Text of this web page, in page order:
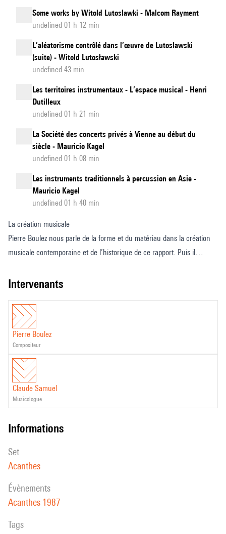
Some works by Witold Lutoslawki - Malcom Rayment
undefined 01 h 12 min
L’aléatorisme contrôlé dans l’œuvre de Lutoslawski
(suite) - Witold Lutosławski
undefined 43 min
Les territoires instrumentaux - L’espace musical - Henri
Dutilleux
undefined 01 h 21 min
La Société des concerts privés à Vienne au début du
siècle - Mauricio Kagel
undefined 01 h 08 min
Les instruments traditionnels à percussion en Asie -
Mauricio Kagel
undefined 01 h 40 min
La création musicale
Pierre Boulez nous parle de la forme et du matériau dans la création
musicale contemporaine et de l’historique de ce rapport. Puis il
transmission du créateur vers l’auditeur. Enfin il envisage la culture
intervenants
Pierre Boulez
compositeur
Claude Samuel
musicologue
informations
set
Acanthes
évènements
Acanthes 1987
Tags